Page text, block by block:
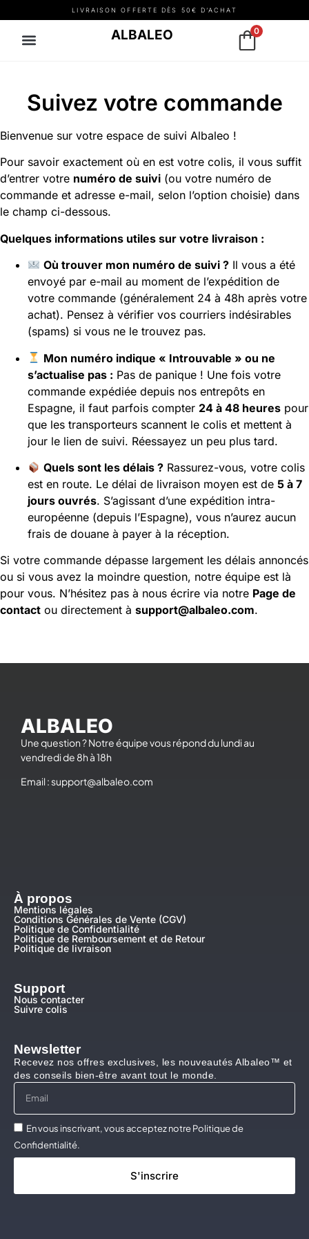
LIVRAISON OFFERTE DÈS 50€ D’ACHAT
ALBALEO 0
Suivez votre commande
Bienvenue sur votre espace de suivi Albaleo !
Pour savoir exactement où en est votre colis, il vous suffit
d’entrer votre numéro de suivi (ou votre numéro de
commande et adresse e-mail, selon l’option choisie) dans
le champ ci-dessous.
Quelques informations utiles sur votre livraison :
Où trouver mon numéro de suivi ? Il vous a été
envoyé par e-mail au moment de l’expédition de
votre commande (généralement 24 à 48h après votre
achat). Pensez à vérifier vos courriers indésirables
(spams) si vous ne le trouvez pas.
Mon numéro indique « Introuvable » ou ne
s’actualise pas : Pas de panique ! Une fois votre
commande expédiée depuis nos entrepôts en
Espagne, il faut parfois compter 24 à 48 heures pour
que les transporteurs scannent le colis et mettent à
jour le lien de suivi. Réessayez un peu plus tard.
Quels sont les délais ? Rassurez-vous, votre colis
est en route. Le délai de livraison moyen est de 5 à 7
jours ouvrés. S’agissant d’une expédition intra-
européenne (depuis l’Espagne), vous n’aurez aucun
frais de douane à payer à la réception.
Si votre commande dépasse largement les délais annoncés
ou si vous avez la moindre question, notre équipe est là
pour vous. N’hésitez pas à nous écrire via notre Page de
contact ou directement à support@albaleo.com.
ALBALEO
Une question ? Notre équipe vous répond du lundi au
vendredi de 8h à 18h
Email :support@albaleo.com
À propos
Mentions légales
Conditions Générales de Vente (CGV)
Politique de Confidentialité
Politique de Remboursement et de Retour
Politique de livraison
Support
Nous contacter
Suivre colis
Newsletter
Recevez nos offres exclusives, les nouveautés Albaleo™ et
des conseils bien-être avant tout le monde.
En vous inscrivant, vous acceptez notre Politique de
Confidentialité.
S'inscrire